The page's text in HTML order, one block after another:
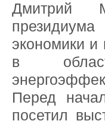
Дмитрий
экономики и
в
Перед
посетил